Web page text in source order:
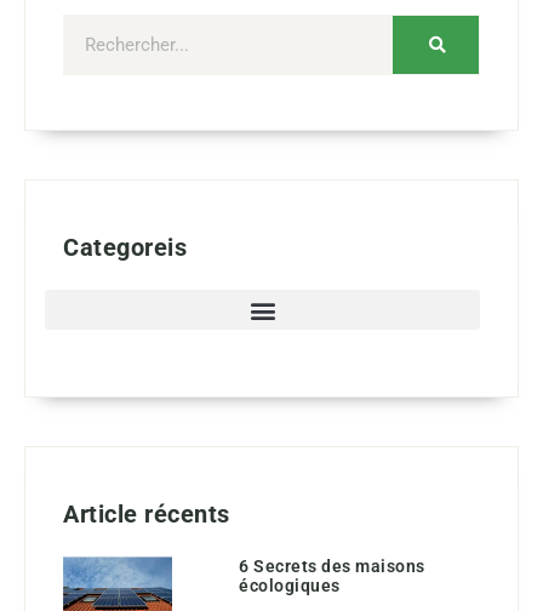
Categoreis
Article récents
6 Secrets des maisons
écologiques